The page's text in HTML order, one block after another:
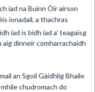
iad na Buinn Òir airson
ionadail, a thachras
iad is bidh iad a’ teagaisg
dìnneir comharrachaidh
an Sgoil Gàidhlig Bhaile
chudromach do